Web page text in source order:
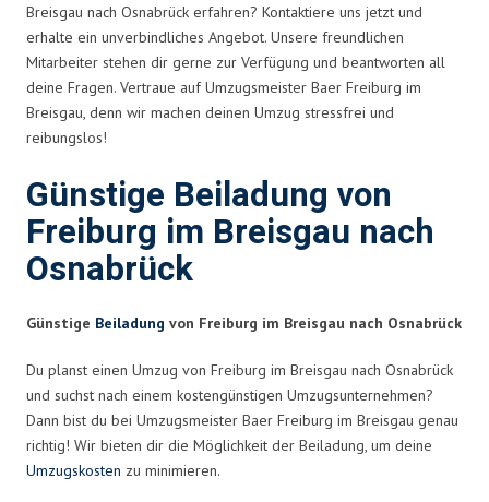
Breisgau nach Osnabrück erfahren? Kontaktiere uns jetzt und
erhalte ein unverbindliches Angebot. Unsere freundlichen
Mitarbeiter stehen dir gerne zur Verfügung und beantworten all
deine Fragen. Vertraue auf Umzugsmeister Baer Freiburg im
Breisgau, denn wir machen deinen Umzug stressfrei und
reibungslos!
Günstige Beiladung von
Freiburg im Breisgau nach
Osnabrück
Günstige Beiladung von Freiburg im Breisgau nach Osnabrück
Du planst einen Umzug von Freiburg im Breisgau nach Osnabrück
und suchst nach einem kostengünstigen Umzugsunternehmen?
Dann bist du bei Umzugsmeister Baer Freiburg im Breisgau genau
richtig! Wir bieten dir die Möglichkeit der Beiladung, um deine
Umzugskosten zu minimieren.